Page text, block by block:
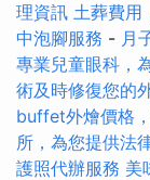
理資訊 土葬費用
中泡腳服務 - 月
專業兒童眼科，
術及時修復您的
buffet外燴價格
所，為您提供法
護照代辦服務 美